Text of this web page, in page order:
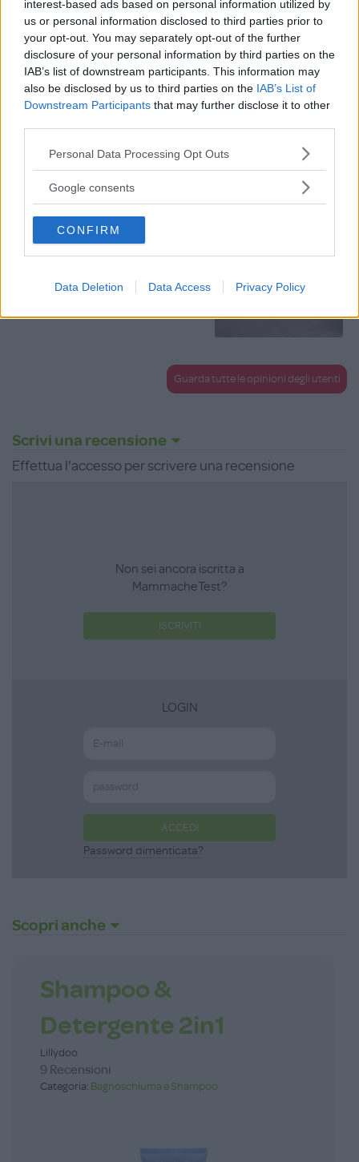
interest-based ads based on personal information utilized by
us or personal information disclosed to third parties prior to
your opt-out. You may separately opt-out of the further
disclosure of your personal information by third parties on the
IAB’s list of downstream participants. This information may
also be disclosed by us to third parties on the IAB’s List of
Downstream Participants that may further disclose it to other
Please note that this website/app uses one or more Google
not limited to your visit or usage behaviour. You may click to
use your data for below specified purposes in below Google
consent section.
Personal Data Processing Opt Outs
Google consents
CONFIRM
Data Deletion Data Access Privacy Policy
Domenica071121
Mammatester
Expert Advisor
«Ottimo Prodotto»
su 10
Ho utilizzato questo prodotto per l'igiene della mia bimba e
sono rimasta molto soddisfatta. La...continua a leggere
Guarda tutte le opinioni degli utenti
Scrivi una recensione
Effettua l'accesso per scrivere una recensione
Non sei ancora iscritta a
MammacheTest?
ISCRIVITI
LOGIN
ACCEDI
Password dimenticata?
Scopri anche
Shampoo &
Detergente 2in1
Lillydoo
9 Recensioni
Categoria: Bagnoschiuma e Shampoo